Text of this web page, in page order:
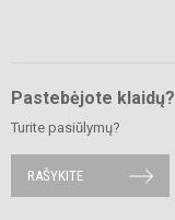
Pastebėjote klaidų?
Turite pasiūlymų?
RAŠYKITE